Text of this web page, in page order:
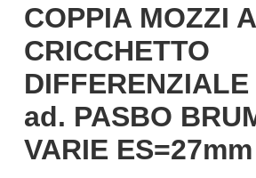
COPPIA MOZZI A
CRICCHETTO
DIFFERENZIALE
ad. PASBO
VARIE ES=27mm